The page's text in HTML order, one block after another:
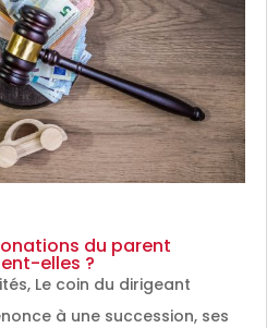
du parent
elles ?
, Le coin du dirigeant
à une succession, ses